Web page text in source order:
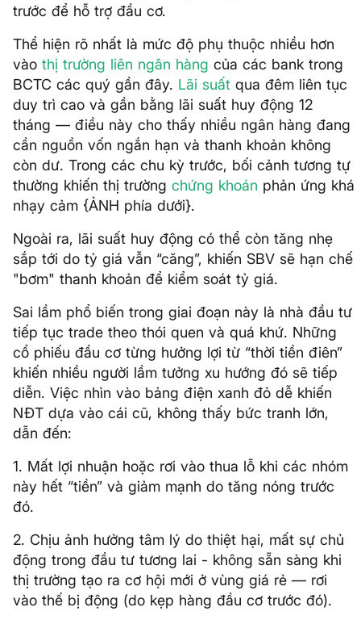
trước để hỗ trợ đầu cơ.
Thể hiện rõ nhất là mức độ phụ thuộc nhiều hơn
vào thị trường liên ngân hàng của các bank trong
BCTC các quý gần đây. Lãi suất qua đêm liên tục
duy trì cao và gần bằng lãi suất huy động 12
tháng — điều này cho thấy nhiều ngân hàng đang
cần nguồn vốn ngắn hạn và thanh khoản không
còn dư. Trong các chu kỳ trước, bối cảnh tương tự
thường khiến thị trường chứng khoán phản ứng khá
nhạy cảm {ẢNH phía dưới}.
Ngoài ra, lãi suất huy động có thể còn tăng nhẹ
sắp tới do tỷ giá vẫn “căng”, khiến SBV sẽ hạn chế
"bơm" thanh khoản để kiểm soát tỷ giá.
Sai lầm phổ biến trong giai đoạn này là nhà đầu tư
tiếp tục trade theo thói quen và quá khứ. Những
cổ phiếu đầu cơ từng hưởng lợi từ “thời tiền điên”
khiến nhiều người lầm tưởng xu hướng đó sẽ tiếp
diễn. Việc nhìn vào bảng điện xanh đỏ dễ khiến
NĐT dựa vào cái cũ, không thấy bức tranh lớn,
dẫn đến:
1. Mất lợi nhuận hoặc rơi vào thua lỗ khi các nhóm
này hết “tiền” và giảm mạnh do tăng nóng trước
đó.
2. Chịu ảnh hưởng tâm lý do thiệt hại, mất sự chủ
động trong đầu tư tương lai - không sẵn sàng khi
thị trường tạo ra cơ hội mới ở vùng giá rẻ — rơi
vào thế bị động (do kẹp hàng đầu cơ trước đó).